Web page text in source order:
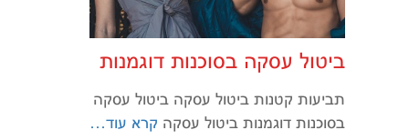
ביטול עסקה בסוכנות דוגמנות
תביעות קטנות ביטול עסקה ביטול עסקה
בסוכנות דוגמנות ביטול עסקה קרא עוד…